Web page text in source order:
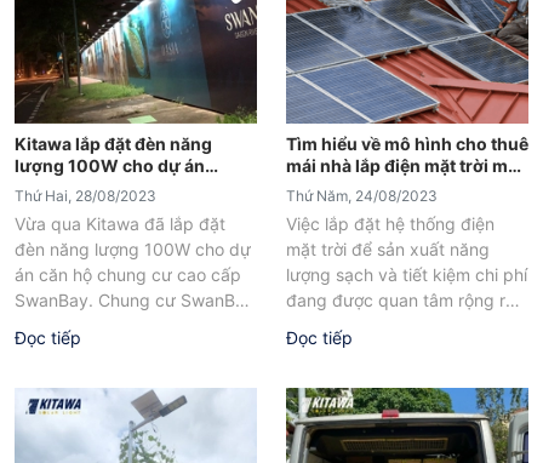
Kitawa lắp đặt đèn năng
lượng 100W cho dự án
SwanBay
Thứ Hai, 28/08/2023
Vừa qua Kitawa đã lắp đặt
đèn năng lượng 100W cho dự
án căn hộ chung cư cao cấp
SwanBay. Chung cư SwanBay
hiện tọa lạc...
Đọc tiếp
Tìm hiểu về mô hình cho thuê
mái nhà lắp điện mặt trời mới
nhất
Thứ Năm, 24/08/2023
Việc lắp đặt hệ thống điện
mặt trời để sản xuất năng
lượng sạch và tiết kiệm chi phí
đang được quan tâm rộng rãi.
Đọc tiếp